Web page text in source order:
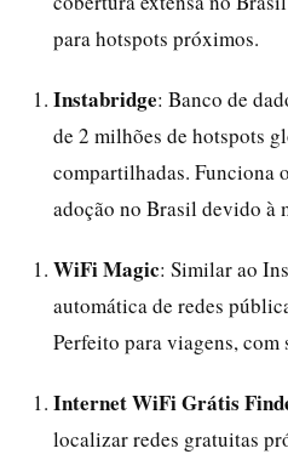
para hotspots próximos.
Instabridge: Banco de
de 2 milhões de hotspots
compartilhadas. Funciona
adoção no Brasil devido à
WiFi Magic: Similar ao
automática de redes
Perfeito para viagens, com
Internet WiFi Grátis
localizar redes gratuitas